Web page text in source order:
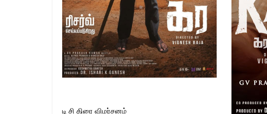
டி சி திரை விமர்சனம்